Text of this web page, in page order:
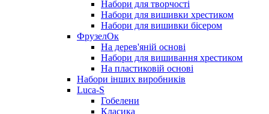
Набори для творчості
Набори для вишивки хрестиком
Набори для вишивки бісером
ФрузелОк
На дерев'яній основі
Набори для вишивання хрестиком
На пластиковій основі
Набори інших виробників
Luca-S
Гобелени
Класика